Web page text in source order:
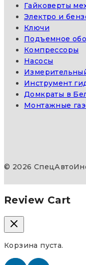
Гайковерты
Электро и
Ключи
Подъемное
Компрессоры
Насосы
Инструмент
Домкраты в
Монтажные
© 2026
Review Cart
Корзина пуста.